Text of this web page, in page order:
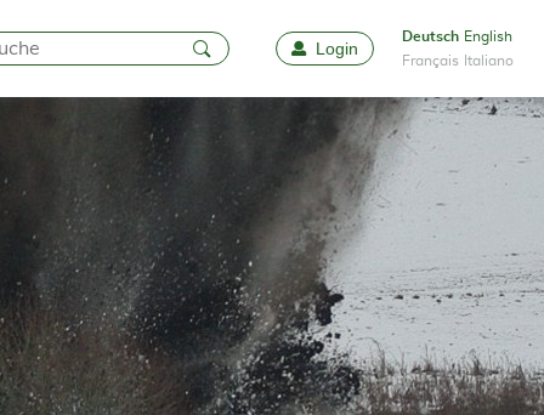
FavoritenLogin
Deutsch English
Français
Italiano